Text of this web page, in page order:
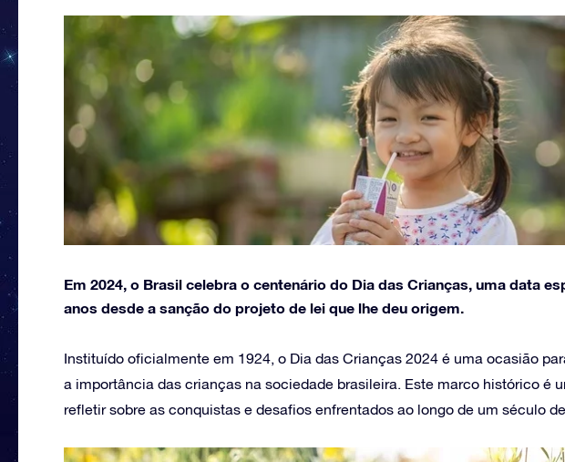
Em 2024, o Brasil celebra o centenário do Dia das Crianças, uma data
anos desde a sanção do projeto de lei que lhe deu origem.
Instituído oficialmente em 1924, o Dia das Crianças 2024 é uma ocasião
a importância das crianças na sociedade brasileira. Este marco histórico é
refletir sobre as conquistas e desafios enfrentados ao longo de um século